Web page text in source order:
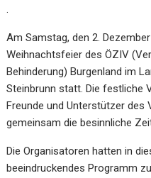
.
Am Samstag, den 2.
Weihnachtsfeier des ÖZIV
Behinderung) Burgenland im
Steinbrunn statt. Die festliche
Freunde und Unterstützer des
gemeinsam die besinnliche
Die Organisatoren hatten in
beeindruckendes Programm